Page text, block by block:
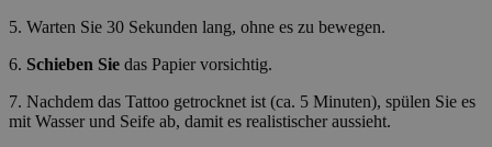
5. Warten Sie 30 Sekunden lang, ohne es zu bewegen.
6. Schieben Sie das Papier vorsichtig.
7. Nachdem das Tattoo getrocknet ist (ca. 5 Minuten), spülen Sie es
mit Wasser und Seife ab, damit es realistischer aussieht.